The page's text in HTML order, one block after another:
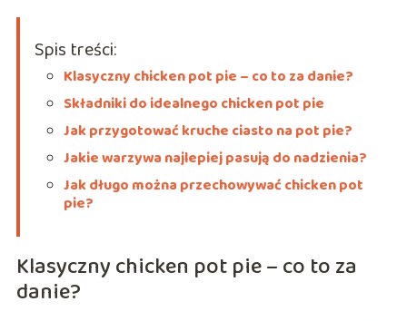
Spis treści:
Klasyczny chicken pot pie – co to za danie?
Składniki do idealnego chicken pot pie
Jak przygotować kruche ciasto na pot pie?
Jakie warzywa najlepiej pasują do nadzienia?
Jak długo można przechowywać chicken pot
pie?
Klasyczny chicken pot pie – co to za
danie?